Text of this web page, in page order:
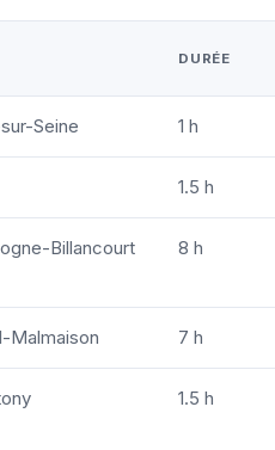
DURÉE
Seine 1 h
1.5 h
Billancourt 8 h
Malmaison 7 h
1.5 h